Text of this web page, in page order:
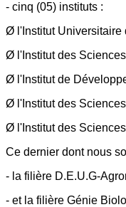
- cinq (05) instituts :
Ø l'Institut Universitaire
Ø l'Institut des
Ø l'Institut de
Ø l'Institut des
Ø l'Institut des
Ce dernier dont nous
- la filière D.E.U.G-
- et la filière Génie